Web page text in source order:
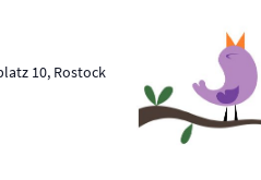
n
s
Schillerplatz 10, Rostock